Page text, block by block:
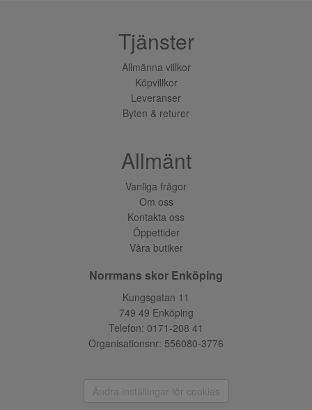
Tjänster
Allmänna villkor
Köpvillkor
Leveranser
Byten & returer
Allmänt
Vanliga frågor
Om oss
Kontakta oss
Öppettider
Våra butiker
Norrmans skor Enköping
Kungsgatan 11
749 49 Enköping
Telefon: 0171-208 41
Organisationsnr: 556080-3776
Ändra inställingar för cookies